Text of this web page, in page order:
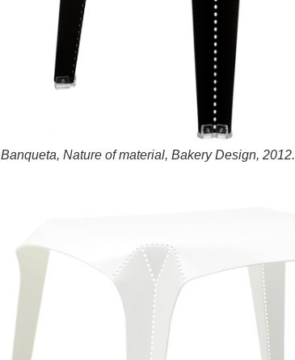
Banqueta, Nature of material, Bakery Design, 2012.